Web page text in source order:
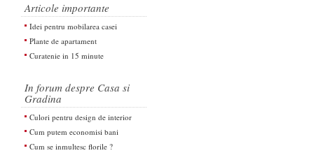
Articole importante
Idei pentru mobilarea casei
Plante de apartament
Curatenie in 15 minute
In forum despre Casa si
Gradina
Culori pentru design de interior
Cum putem economisi bani
Cum se inmultesc florile ?